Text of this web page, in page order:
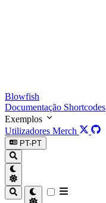
Blowfish
Documentação Shortcodes
Exemplos
Utilizadores Merch
PT-PT